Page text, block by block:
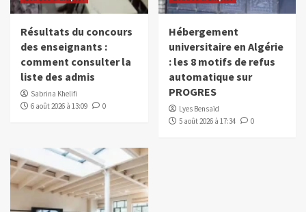
Résultats du concours
des enseignants :
comment consulter la
liste des admis
Sabrina Khelifi
6 août 2026 à 13:09
0
Hébergement
universitaire en Algérie
: les 8 motifs de refus
automatique sur
PROGRES
Lyes Bensaïd
5 août 2026 à 17:34
0